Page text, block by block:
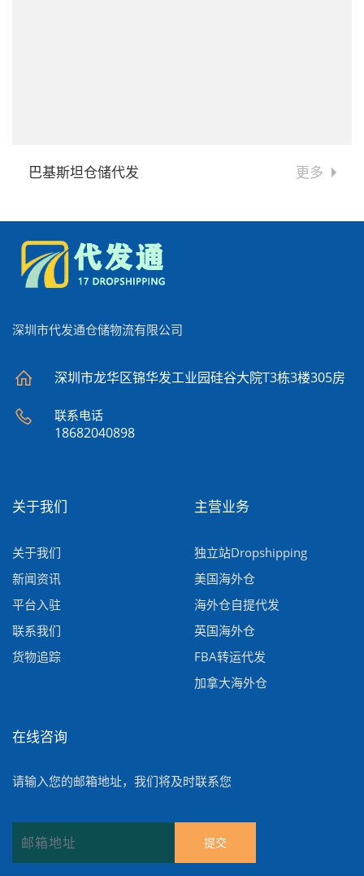
巴基斯坦仓储代发 更多
深圳市代发通仓储物流有限公司
深圳市龙华区锦华发工业园硅谷大院T3栋3楼305房
联系电话
18682040898
关于我们
关于我们
新闻资讯
平台入驻
联系我们
货物追踪
主营业务
独立站Dropshipping
美国海外仓
海外仓自提代发
英国海外仓
FBA转运代发
加拿大海外仓
在线咨询
请输入您的邮箱地址，我们将及时联系您
提交